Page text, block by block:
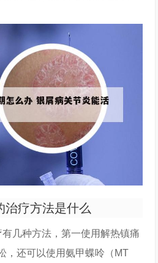
治疗方法是什么
几种方法，第一使用解热镇痛
，还可以使用氨甲蝶呤（MT